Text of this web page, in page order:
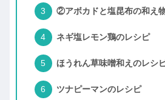
②アボカドと塩昆布の和え
ネギ塩レモン鶏のレシピ
ほうれん草味噌和えのレシ
ツナピーマンのレシピ